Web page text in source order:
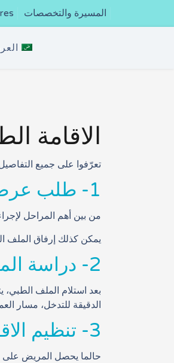
المسيرة والتخصصات
الاقامة
تعرّفوا على جميع
1- طلب عرض أسعار
من بين أهم المراحل
يمكن كذلك إرفاق الملف
2- دراسة الملف
بعد استلام الملف
الدقيقة للتدخل، مسار
3- تنظيم الاقامة
حالما يحصل المريض على